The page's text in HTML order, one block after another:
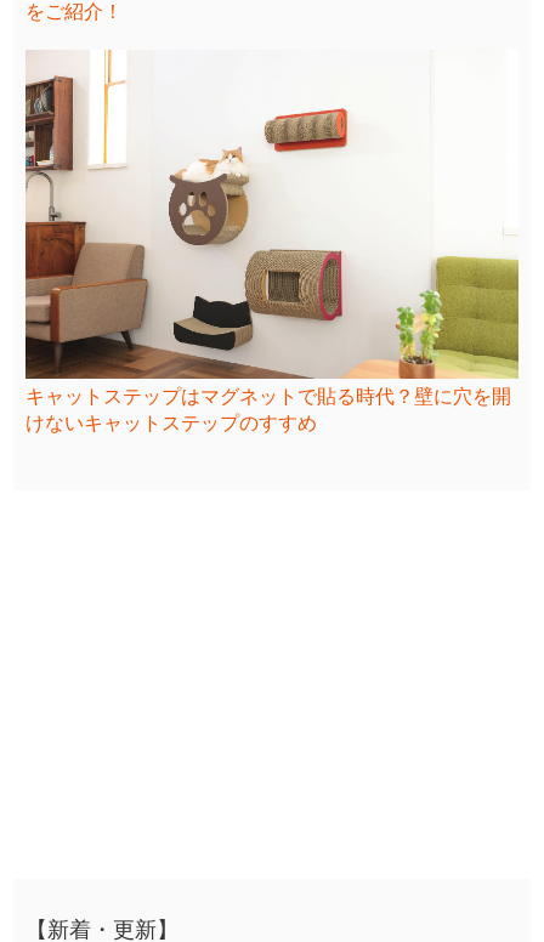
をご紹介！
キャットステップはマグネットで貼る時代？壁に穴を開
けないキャットステップのすすめ
【新着・更新】